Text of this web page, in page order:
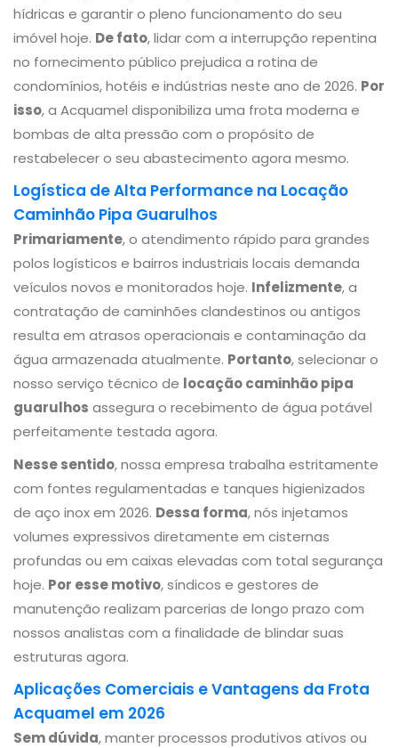
hídricas e garantir o pleno funcionamento do seu
imóvel hoje. De fato, lidar com a interrupção repentina
no fornecimento público prejudica a rotina de
condomínios, hotéis e indústrias neste ano de 2026. Por
isso, a Acquamel disponibiliza uma frota moderna e
bombas de alta pressão com o propósito de
restabelecer o seu abastecimento agora mesmo.
Logística de Alta Performance na Locação
Caminhão Pipa Guarulhos
Primariamente, o atendimento rápido para grandes
polos logísticos e bairros industriais locais demanda
veículos novos e monitorados hoje. Infelizmente, a
contratação de caminhões clandestinos ou antigos
resulta em atrasos operacionais e contaminação da
água armazenada atualmente. Portanto, selecionar o
nosso serviço técnico de locação caminhão pipa
guarulhos assegura o recebimento de água potável
perfeitamente testada agora.
Nesse sentido, nossa empresa trabalha estritamente
com fontes regulamentadas e tanques higienizados
de aço inox em 2026. Dessa forma, nós injetamos
volumes expressivos diretamente em cisternas
profundas ou em caixas elevadas com total segurança
hoje. Por esse motivo, síndicos e gestores de
manutenção realizam parcerias de longo prazo com
nossos analistas com a finalidade de blindar suas
estruturas agora.
Aplicações Comerciais e Vantagens da Frota
Acquamel em 2026
Sem dúvida, manter processos produtivos ativos ou